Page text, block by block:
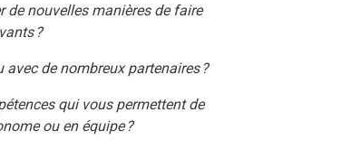
de nouvelles manières de faire
?
de nombreux partenaires ?
qui vous permettent de
ou en équipe ?